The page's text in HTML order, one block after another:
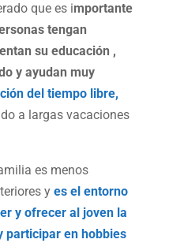
que es importante
tengan
su educación ,
y ayudan muy
del tiempo libre,
a largas vacaciones
es menos
y es el entorno
y ofrecer al joven la
participar en hobbies